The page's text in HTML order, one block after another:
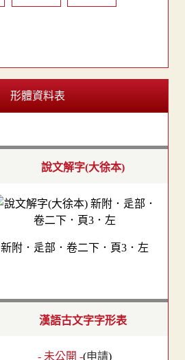
形體資料表
說文解字(大徐本)
新附．辵部．卷二下．頁3．左
漢語古文字字形表
- 未公開 -(申請)